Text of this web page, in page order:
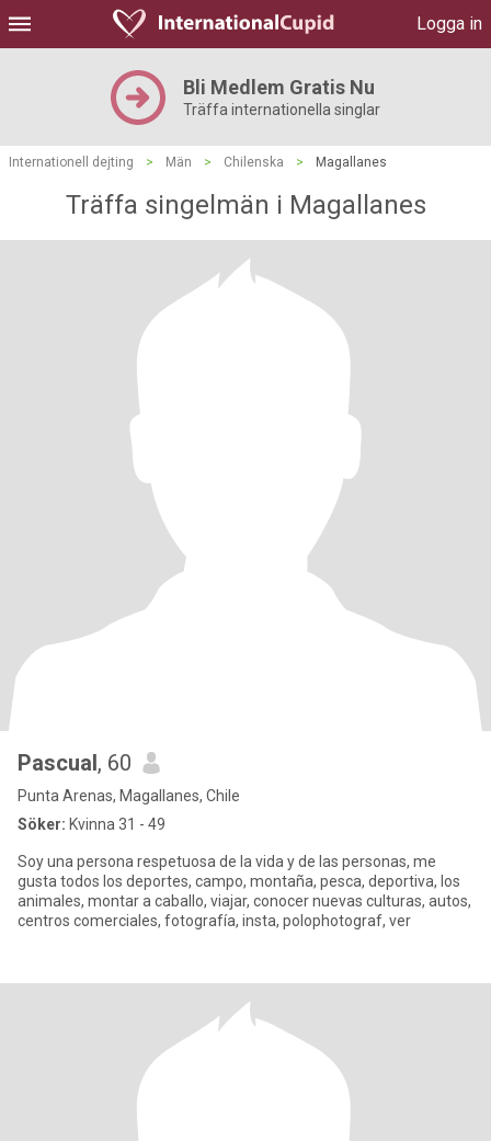
Logga in
Bli Medlem Gratis Nu
Träffa internationella singlar
Internationell dejting > Män > Chilenska > Magallanes
Träffa singelmän i Magallanes
Pascual, 60
Punta Arenas, Magallanes, Chile
Söker: Kvinna 31 - 49
Soy una persona respetuosa de la vida y de las personas, me
gusta todos los deportes, campo, montaña, pesca, deportiva, los
animales, montar a caballo, viajar, conocer nuevas culturas, autos,
centros comerciales, fotografía, insta, polophotograf, ver